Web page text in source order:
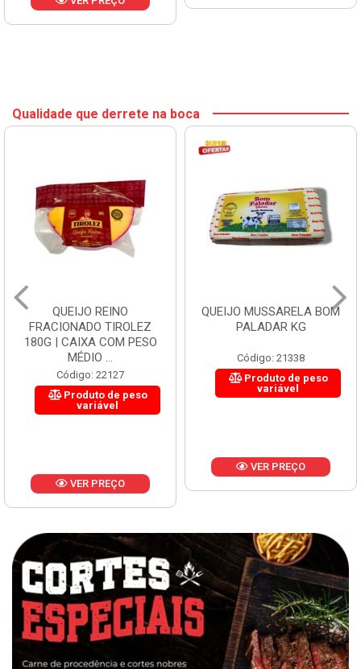
Qualidade que derrete na boca
QUEIJO REINO
FRACIONADO TIROLEZ
180G | CAIXA COM PESO
MÉDIO ...
Código: 22127
Produto de peso
variável
VER PREÇO
QUEIJO MUSSARELA BOM
PALADAR KG
Código: 21338
Produto de peso
variável
VER PREÇO